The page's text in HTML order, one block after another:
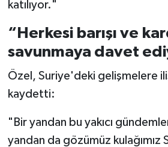
katılıyor."
“Herkesi barışı ve
savunmaya davet
Özel, Suriye'deki gelişmelere
kaydetti:
"Bir yandan bu yakıcı
yandan da gözümüz